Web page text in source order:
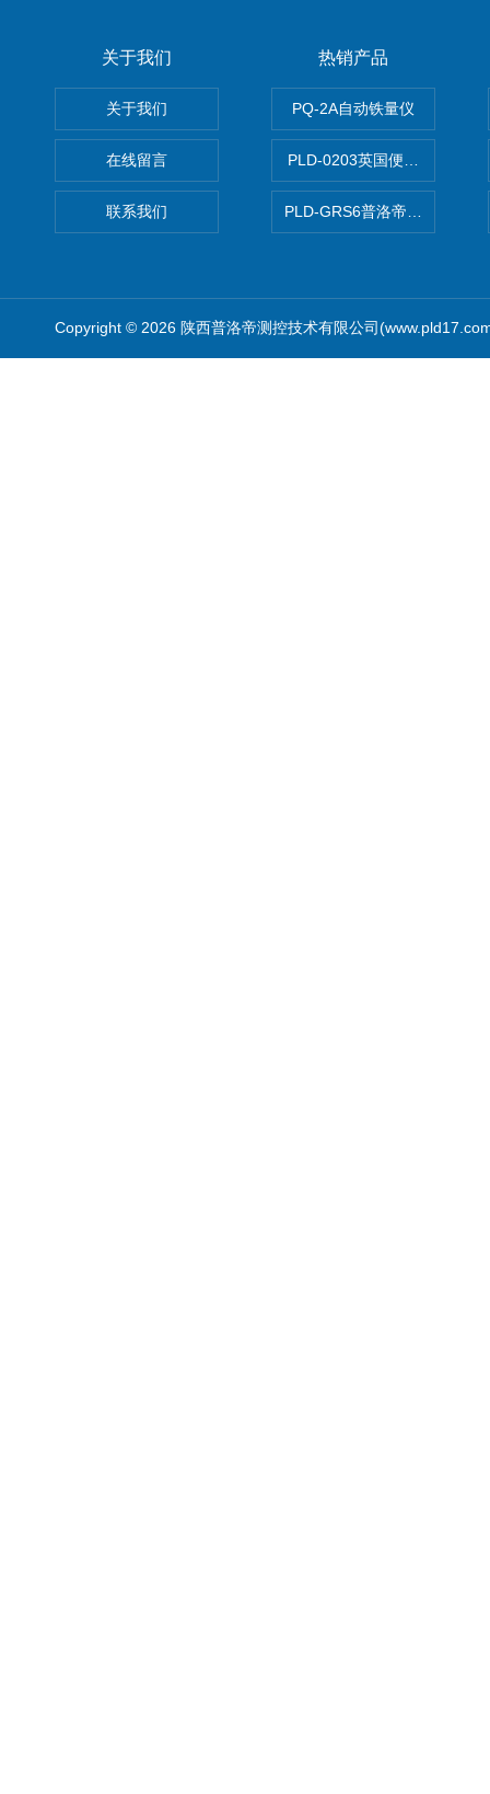
关于我们
关于我们
在线留言
联系我们
热销产品
PQ-2A自动铁量仪
PLD-0203英国便携式油品颗
PLD-GRS6普洛帝全自动微量
Copyright © 2026 陕西普洛帝测控技术有限公司